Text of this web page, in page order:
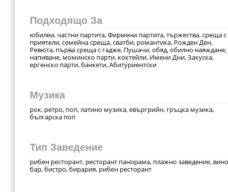
Подходящо За
юбилеи, частни партита, Фирмени партита, тържества, среща с
приятели, семейна среща, сватби, романтика, Рожден Ден,
Ревюта, първа среща с гадже, Пушачи, обяд, обилно наяждане,
напиване, моминско парти, коктейли, Имени Дни, Закуска,
ергенско парти, банкети, Абитуриентски
Музика
рок, ретро, поп, латино музика, евъргрийн, гръцка музика,
българска поп
Тип Заведение
рибен ресторант, ресторант панорама, плажно заведение, вино
бар, бистро, бирария, рибен ресторант